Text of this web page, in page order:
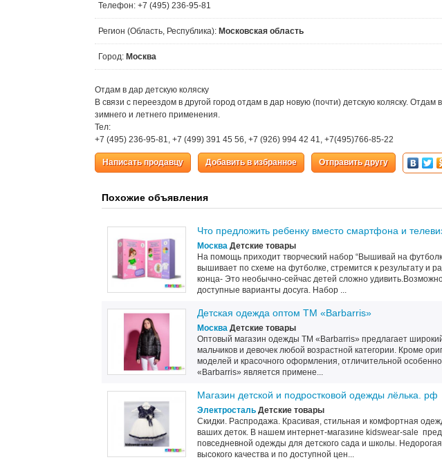
Телефон: +7 (495) 236-95-81
Регион (Область, Республика): Московская область
Город: Москва
Отдам в дар детскую коляску
В связи с переездом в другой город отдам в дар новую (почти) детскую коляску. Отдам
зимнего и летнего применения.
Тел:
+7 (495) 236-95-81, +7 (499) 391 45 56, +7 (926) 994 42 41, +7(495)766-85-22
Написать продавцу Добавить в избранное Отправить другу
Похожие объявления
Что предложить ребенку вместо смартфона и
Москва Детские товары
На помощь приходит творческий набор “Вышивай на
вышивает по схеме на футболке, стремится к результату и
конца- Это необычно-сейчас детей сложно
доступные варианты досуга. Набор ...
Детская одежда оптом ТМ «Barbarris»
Москва Детские товары
Оптовый магазин одежды ТМ «Barbarris» предлагает
мальчиков и девочек любой возрастной категории. Кроме
моделей и красочного оформления, отличительной
«Barbarris» является примене...
Магазин детской и подростковой одежды лёлька. рф
Электросталь Детские товары
Скидки. Распродажа. Красивая, стильная и комфортная
ваших деток. В нашем интернет-магазине kidswear-sale
повседневной одежды для детского сада и школы.
высокого качества и по доступной цен...